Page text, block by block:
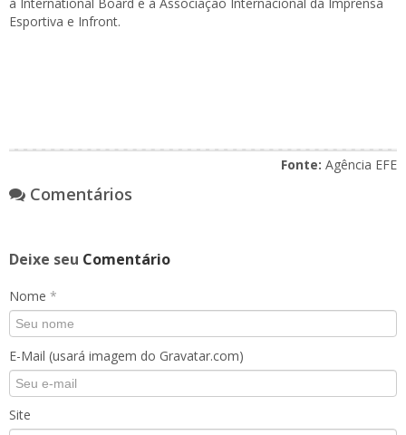
Esportiva e Infront.
Fonte: Agência EFE
Comentários
Deixe seu Comentário
Nome *
E-Mail (usará imagem do Gravatar.com)
Site